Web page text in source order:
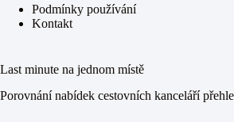
Podmínky používání
Kontakt
Last minute na jednom místě
Porovnání nabídek cestovních kanceláří